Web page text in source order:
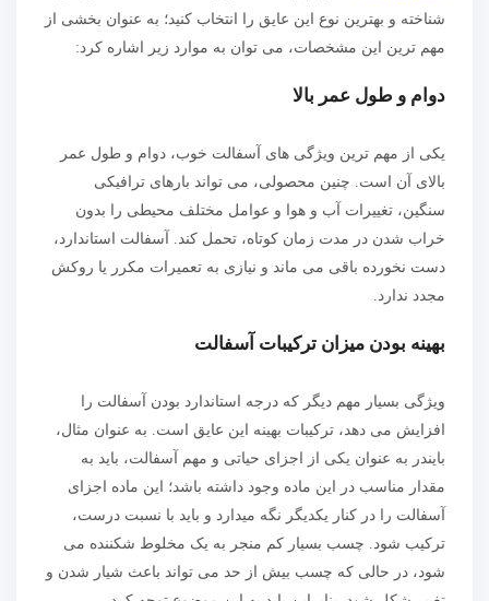
شناخته و بهترین نوع این عایق را انتخاب کنید؛ به عنوان بخشی از
مهم ترین این مشخصات، می توان به موارد زیر اشاره کرد:
دوام و طول عمر بالا
یکی از مهم ترین ویژگی های آسفالت خوب، دوام و طول عمر
بالای آن است. چنین محصولی، می تواند بارهای ترافیکی
سنگین، تغییرات آب و هوا و عوامل مختلف محیطی را بدون
خراب شدن در مدت زمان کوتاه، تحمل کند. آسفالت استاندارد،
دست نخورده باقی می ماند و نیازی به تعمیرات مکرر یا روکش
مجدد ندارد.
بهینه بودن میزان ترکیبات آسفالت
ویژگی بسیار مهم دیگر که درجه استاندارد بودن آسفالت را
افزایش می دهد، ترکیبات بهینه این عایق است. به عنوان مثال،
بایندر به عنوان یکی از اجزای حیاتی و مهم آسفالت، باید به
مقدار مناسب در این ماده وجود داشته باشد؛ این ماده اجزای
آسفالت را در کنار یکدیگر نگه میدارد و باید با نسبت درست،
ترکیب شود. چسب بسیار کم منجر به یک مخلوط شکننده می
شود، در حالی که چسب بیش از حد می تواند باعث شیار شدن و